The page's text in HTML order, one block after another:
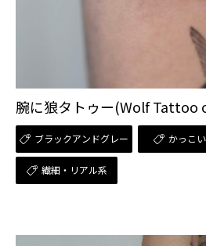
腕に狼タトゥー(Wolf Tattoo
ブラックアンドグレー かっこ
繊細・リアル系